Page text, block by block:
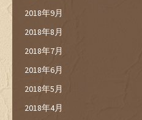
2018年9月
2018年8月
2018年7月
2018年6月
2018年5月
2018年4月